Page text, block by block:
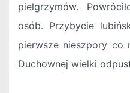
pielgrzymów.
osób. Przybycie
pierwsze nieszpory co
Duchownej wielki